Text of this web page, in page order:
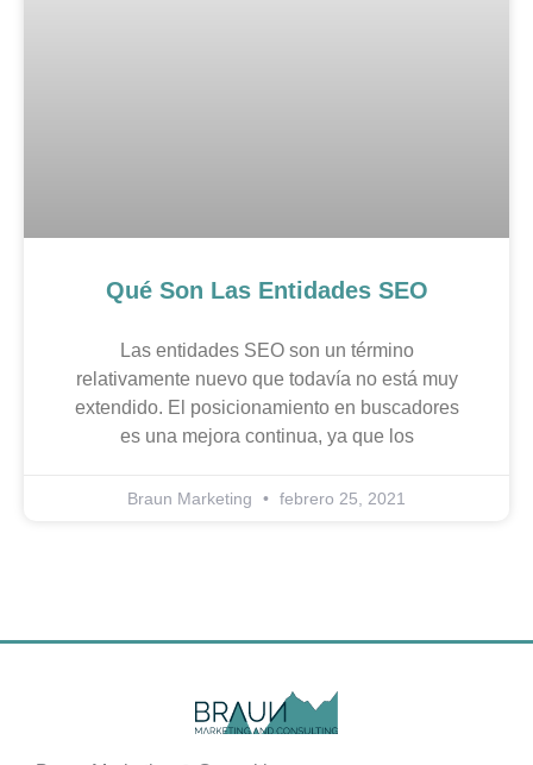
Qué Son Las Entidades SEO
Las entidades SEO son un término
relativamente nuevo que todavía no está muy
extendido. El posicionamiento en buscadores
es una mejora continua, ya que los
Braun Marketing febrero 25, 2021